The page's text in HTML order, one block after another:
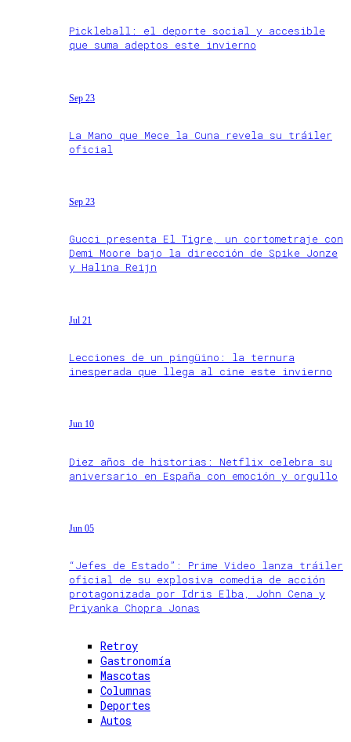
Pickleball: el deporte social y accesible
que suma adeptos este invierno
Sep 23
La Mano que Mece la Cuna revela su tráiler
oficial
Sep 23
Gucci presenta El Tigre, un cortometraje con
Demi Moore bajo la dirección de Spike Jonze
y Halina Reijn
Jul 21
Lecciones de un pingüino: la ternura
inesperada que llega al cine este invierno
Jun 10
Diez años de historias: Netflix celebra su
aniversario en España con emoción y orgullo
Jun 05
“Jefes de Estado”: Prime Video lanza tráiler
oficial de su explosiva comedia de acción
protagonizada por Idris Elba, John Cena y
Priyanka Chopra Jonas
Retroy
Gastronomía
Mascotas
Columnas
Deportes
Autos